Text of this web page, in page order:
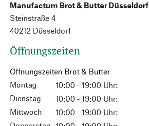
Manufactum Brot & Butter Düsseldorf
Steinstraße 4
40212 Düsseldorf
Öffnungszeiten
Öffnungszeiten Brot & Butter
Montag
10:00 - 19:00 Uhr:
Dienstag
10:00 - 19:00 Uhr:
Mittwoch
10:00 - 19:00 Uhr: